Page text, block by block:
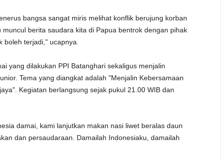
bangsa sangat miris melihat konflik berujung korban
muncul berita saudara kita di Papua bentrok dengan pihak
boleh terjadi," ucapnya.
yang dilakukan PPI Batanghari sekaligus menjalin
Tema yang diangkat adalah "Menjalin Kebersamaan
Kegiatan berlangsung sejak pukul 21.00 WIB dan
damai, kami lanjutkan makan nasi liwet beralas daun
dan persaudaraan. Damailah Indonesiaku, damailah